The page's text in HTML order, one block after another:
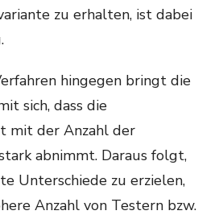
zu erhalten, ist dabei
hingegen bringt die
sich, dass die
mit der Anzahl der
abnimmt. Daraus folgt,
Unterschiede zu erzielen,
Anzahl von Testern bzw.